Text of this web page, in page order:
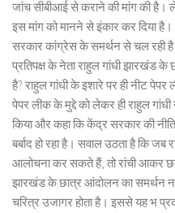
जांच सीबीआई से कराने की मांग की है।
इस मांग को मानने से इंकार कर दिया है।
सरकार कांग्रेस के समर्थन से चल रही
प्रतिपक्ष के नेता राहुल गांधी झारखंड
है? राहुल गांधी के इशारे पर ही नीट
पेपर लीक के मुद्दे को लेकर ही राहुल
किया और कहा कि केंद्र सरकार की
बर्बाद हो रहा है। सवाल उठता है कि
आलोचना कर सकते हैं, तो रांची आकर
झारखंड के छात्र आंदोलन का समर्थन न
चरित्र उजागर होता है। इससे यह भ